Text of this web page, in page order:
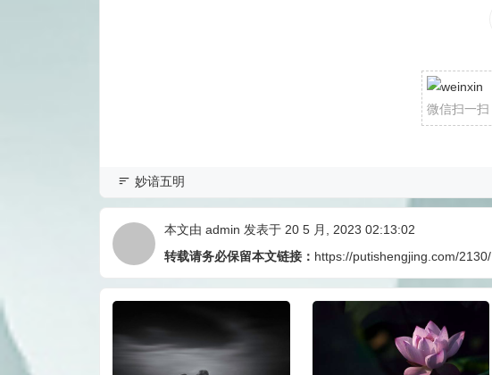
微信扫一扫
妙谙五明
本文由 admin 发表于 20 5 月, 2023 02:13:02
转载请务必保留本文链接： https://putishengjing.com/2130/